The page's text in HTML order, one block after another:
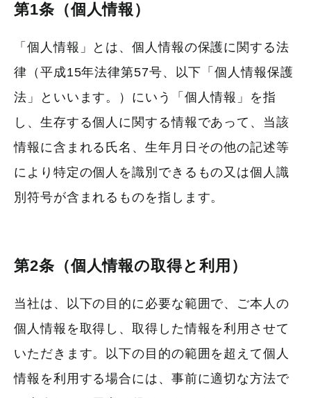
第1条（個人情報）
「個人情報」とは、個人情報の保護に関する法
律（平成15年法律第57号、以下「個人情報保護
法」といいます。）にいう「個人情報」を指
し、生存する個人に関する情報であって、当該
情報に含まれる氏名、生年月日その他の記述等
により特定の個人を識別できるもの又は個人識
別符号が含まれるものを指します。
第2条（個人情報の取得と利用）
当社は、以下の目的に必要な範囲で、ご本人の
個⼈情報を取得し、取得した情報を利用させて
いただきます。以下の⽬的の範囲を超えて個⼈
情報を利⽤する場合には、事前に適切な⽅法で